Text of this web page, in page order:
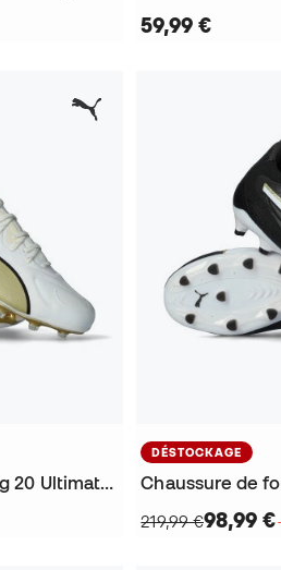
59,99 €
Chaussure de football King 20 Ultimate FG/AG
DÉSTOCKAGE
219,99 €98,99 €